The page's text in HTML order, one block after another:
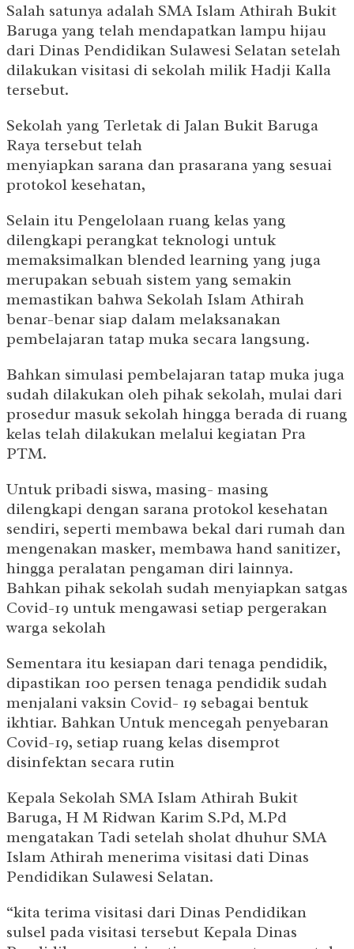
Salah satunya adalah SMA Islam Athirah Bukit
Baruga yang telah mendapatkan lampu hijau
dari Dinas Pendidikan Sulawesi Selatan setelah
dilakukan visitasi di sekolah milik Hadji Kalla
tersebut.
Sekolah yang Terletak di Jalan Bukit Baruga
Raya tersebut telah
menyiapkan sarana dan prasarana yang sesuai
protokol kesehatan,
Selain itu Pengelolaan ruang kelas yang
dilengkapi perangkat teknologi untuk
memaksimalkan blended learning yang juga
merupakan sebuah sistem yang semakin
memastikan bahwa Sekolah Islam Athirah
benar-benar siap dalam melaksanakan
pembelajaran tatap muka secara langsung.
Bahkan simulasi pembelajaran tatap muka juga
sudah dilakukan oleh pihak sekolah, mulai dari
prosedur masuk sekolah hingga berada di ruang
kelas telah dilakukan melalui kegiatan Pra
PTM.
Untuk pribadi siswa, masing- masing
dilengkapi dengan sarana protokol kesehatan
sendiri, seperti membawa bekal dari rumah dan
mengenakan masker, membawa hand sanitizer,
hingga peralatan pengaman diri lainnya.
Bahkan pihak sekolah sudah menyiapkan satgas
Covid-19 untuk mengawasi setiap pergerakan
warga sekolah
Sementara itu kesiapan dari tenaga pendidik,
dipastikan 100 persen tenaga pendidik sudah
menjalani vaksin Covid- 19 sebagai bentuk
ikhtiar. Bahkan Untuk mencegah penyebaran
Covid-19, setiap ruang kelas disemprot
disinfektan secara rutin
Kepala Sekolah SMA Islam Athirah Bukit
Baruga, H M Ridwan Karim S.Pd, M.Pd
mengatakan Tadi setelah sholat dhuhur SMA
Islam Athirah menerima visitasi dati Dinas
Pendidikan Sulawesi Selatan.
“kita terima visitasi dari Dinas Pendidikan
sulsel pada visitasi tersebut Kepala Dinas